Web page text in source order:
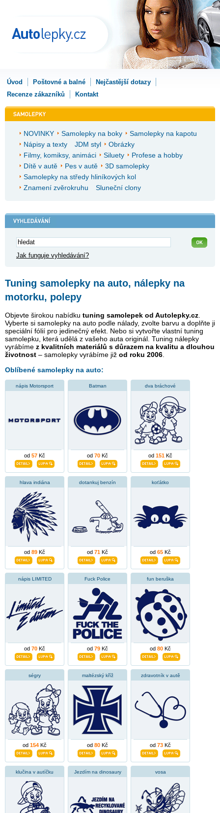
Úvod Poštovné a balné
Nejčastější dotazy
Recenze zákazníků
Kontakt
NOVINKY Samolepky na boky
Samolepky na kapotu
Nápisy a texty
JDM styl
Obrázky
Filmy, komiksy, animáci
Siluety
Profese a hobby
Dítě v autě
Pes v autě
3D samolepky
Samolepky na středy hliníkových kol
Znamení zvěrokruhu
Sluneční clony
Jak funguje vyhledávání?
Tuning samolepky na auto, nálepky na
motorku, polepy
Objevte širokou nabídku tuning samolepek od Autolepky.cz
Vyberte si samolepky na auto podle nálady, zvolte barvu a doplňte ji
speciální fólií pro jedinečný efekt. Nebo si vytvořte vlastní tuning
samolepku, která udělá z vašeho auta originál. Tuning nálepky
vyrábíme z kvalitních materiálů s důrazem na kvalitu a dlouhou
životnost – samolepky vyrábíme již od roku 2006
Oblíbené samolepky na auto:
nápis Motorsport
od 57 Kč
Batman
od 70 Kč
dva bráchové
od 151 Kč
hlava indiána
od 89 Kč
dotankuj benzín
od 71 Kč
koťátko
od 65 Kč
nápis LIMITED
od 70 Kč
Fuck Police
od 79 Kč
fun beruška
od 80 Kč
ségry
od 154 Kč
maltézský kříž
od 80 Kč
zdravotník v autě
od 73 Kč
klučina v autíčku Jezdím na dinosaury vosa